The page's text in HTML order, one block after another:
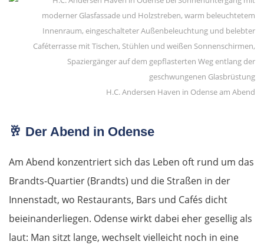
H.C. Andersen Haven in Odense am Abend
🥂 Der Abend in Odense
Am Abend konzentriert sich das Leben oft rund um das
Brandts-Quartier (Brandts) und die Straßen in der
Innenstadt, wo Restaurants, Bars und Cafés dicht
beieinanderliegen. Odense wirkt dabei eher gesellig als
laut: Man sitzt lange, wechselt vielleicht noch in eine
Venedig
Ferrara
Forlì
Rimini
Pesaro
Ancona